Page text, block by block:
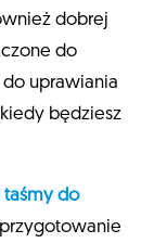
dobrej
do
uprawiania
będziesz
taśmy do